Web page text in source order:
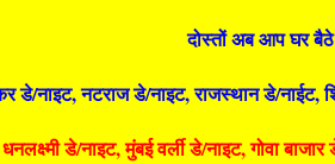
दोस्तों अब आप घर
डे/नाइट, नटराज डे/नाइट, राजस्थान डे/नाईट,
डे/नाइट, मुंबई वर्ली डे/नाइट, गोवा